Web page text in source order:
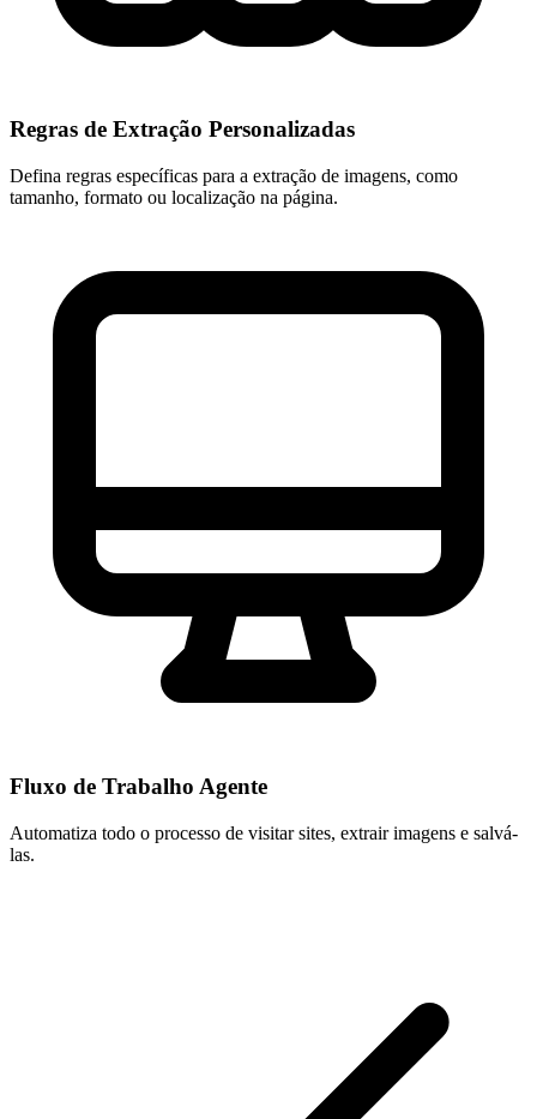
Regras de Extração Personalizadas
Defina regras específicas para a extração de imagens, como
tamanho, formato ou localização na página.
Fluxo de Trabalho Agente
Automatiza todo o processo de visitar sites, extrair imagens e salvá-
las.